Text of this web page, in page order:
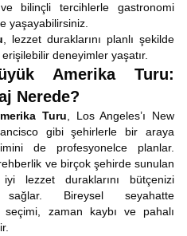
bilinçli tercihlerle gastronomi
yaşayabilirsiniz.
, lezzet duraklarını planlı şekilde
deneyimler yaşatır.
Amerika Turu:
Nerede?
Turu , Los Angeles’ı New
gibi şehirlerle bir araya
de profesyonelce planlar.
ve birçok şehirde sunulan
lezzet duraklarını bütçenizi
sağlar. Bireysel seyahatte
seçimi, zaman kaybı ve pahalı